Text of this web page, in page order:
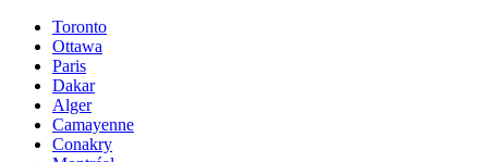
Toronto
Ottawa
Paris
Dakar
Alger
Camayenne
Conakry